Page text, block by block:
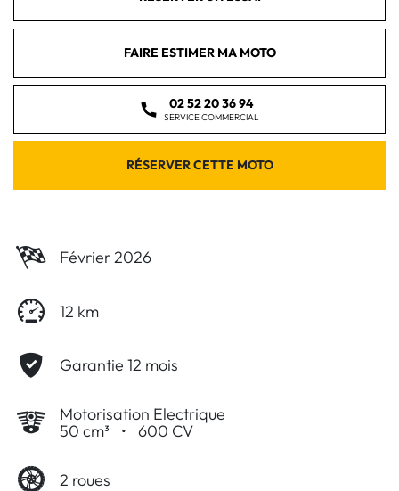
FAIRE ESTIMER MA MOTO
02 52 20 36 94
SERVICE COMMERCIAL
RÉSERVER CETTE MOTO
Février 2026
12 km
Garantie 12 mois
Motorisation Electrique
50 cm³ •600 CV
2 roues